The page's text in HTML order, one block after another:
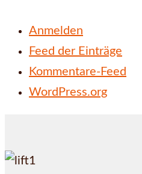
Anmelden
Feed der Einträge
Kommentare-Feed
WordPress.org